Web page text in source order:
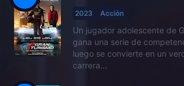
2023 Acción
Un jugador adolescente de
gana una serie de
luego se convierte en un
carrera...